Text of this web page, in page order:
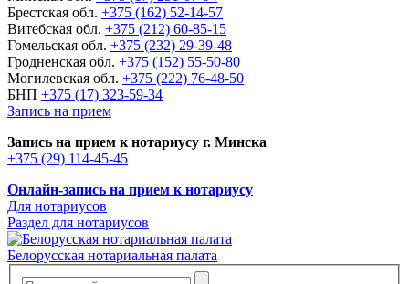
Брестская обл. +375 (162) 52-14-57
Витебская обл. +375 (212) 60-85-15
Гомельская обл. +375 (232) 29-39-48
Гродненская обл. +375 (152) 55-50-80
Могилевская обл. +375 (222) 76-48-50
БНП +375 (17) 323-59-34
Запись на прием
Запись на прием к нотариусу г. Минска
+375 (29) 114-45-45
Онлайн-запись на прием к нотариусу
Для нотариусов
Раздел для нотариусов
Белорусская нотариальная палата